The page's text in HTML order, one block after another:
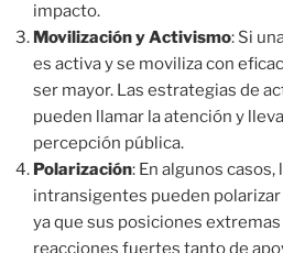
impacto.
Movilización y Activismo: Si
es activa y se moviliza con
ser mayor. Las estrategias de
pueden llamar la atención y
percepción pública.
Polarización: En algunos casos,
intransigentes pueden polarizar
ya que sus posiciones